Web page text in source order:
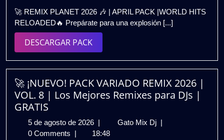
de
2026
🎶
|
|
WORLD
HITS
RELOADED
🚀
🚀 REMIX PLANET 2026 🎶 | APRIL PACK |WORLD HITS
RELOADED🔥 Prepárate para una explosión [...]
DESCARGAR PACKDESCARGAR
PACK
🚀 ¡NUEVO! PACK VARIADO REMIX 2026 |
VOL. 8 | Los Mejores Remixes para DJs |
GRATIS
5 de agosto de 2026 5
de
Gato Mix Dj 🚀
0 Comments
18:48